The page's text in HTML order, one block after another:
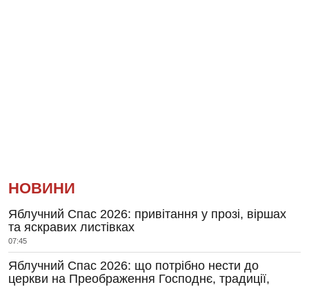
НОВИНИ
Яблучний Спас 2026: привітання у прозі, віршах
та яскравих листівках
07:45
Яблучний Спас 2026: що потрібно нести до
церкви на Преображення Господнє, традиції,